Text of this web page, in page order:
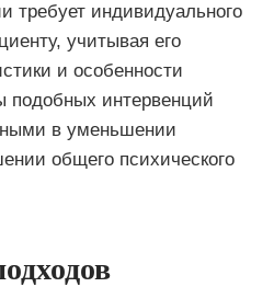
требует индивидуального
учитывая его
и особенности
подобных интервенций
в уменьшении
общего психического